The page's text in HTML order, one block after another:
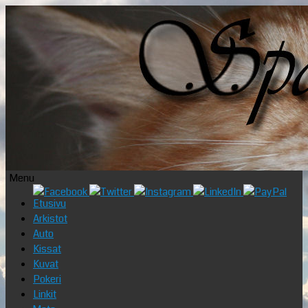
Menu
Skip
content
Etusivu
Arkistot
Auto
Kissat
Kuvat
Pokeri
Linkit